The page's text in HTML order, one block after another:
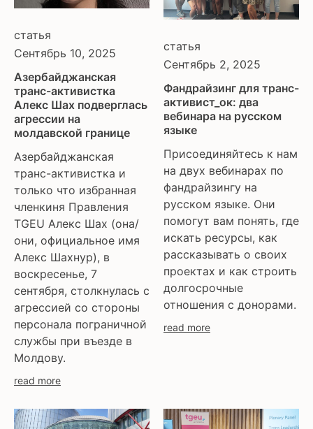
статья
Сентябрь 10, 2025
Азербайджанская
транс-активистка
Алекс Шах подверглась
агрессии на
молдавской границе
Азербайджанская
транс-активистка и
только что избранная
членкиня Правления
TGEU Алекс Шах (она/
они, официальное имя
Алекс Шахнур), в
воскресенье, 7
сентября, столкнулась с
агрессией со стороны
персонала пограничной
службы при въезде в
Молдову.
read more
статья
Сентябрь 2, 2025
Фандрайзинг для транс-
активист_ок: два
вебинара на русском
языке
Присоединяйтесь к нам
на двух вебинарах по
фандрайзингу на
русском языке. Они
помогут вам понять, где
искать ресурсы, как
рассказывать о своих
проектах и как строить
долгосрочные
отношения с донорами.
read more